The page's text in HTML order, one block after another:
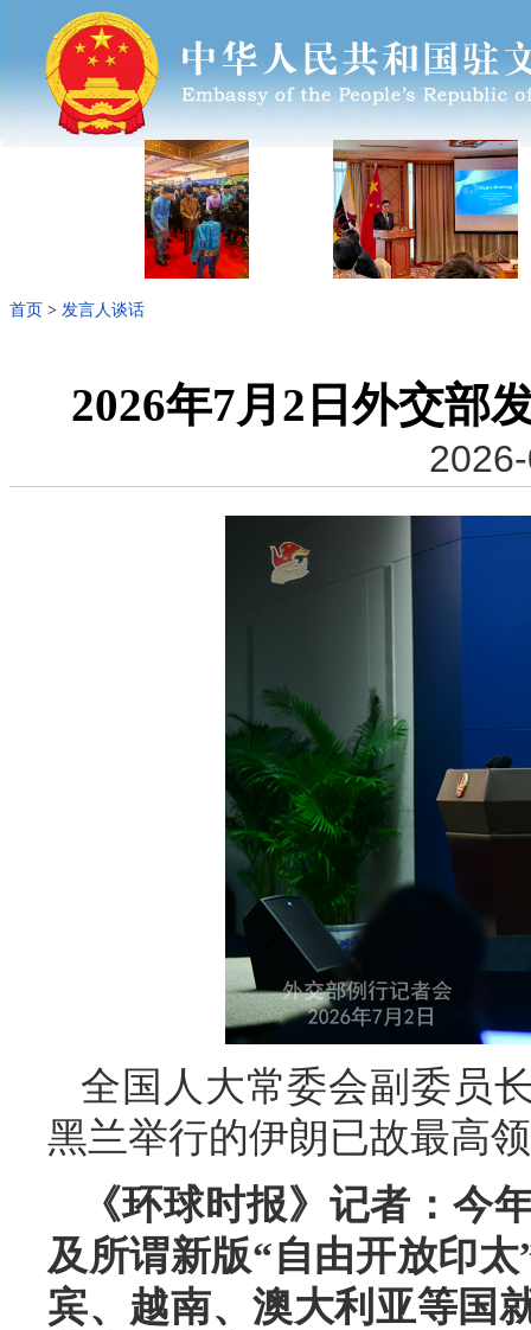
首页 > 发言人谈话
2026年7月2日外交部
全国人大常委会副委员
黑兰举行的伊朗已故最高
《环球时报》记者：今
及所谓新版“自由开放印
宾、越南、澳大利亚等国